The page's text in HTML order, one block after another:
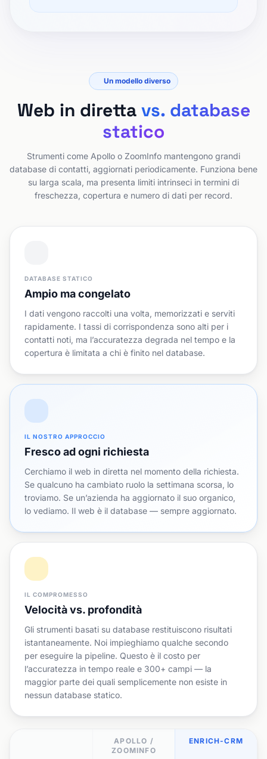
Un modello diverso
Web in diretta vs. database
statico
Strumenti come Apollo o ZoomInfo mantengono grandi
database di contatti, aggiornati periodicamente. Funziona bene
su larga scala, ma presenta limiti intrinseci in termini di
freschezza, copertura e numero di dati per record.
DATABASE STATICO
Ampio ma congelato
I dati vengono raccolti una volta, memorizzati e serviti
rapidamente. I tassi di corrispondenza sono alti per i
contatti noti, ma l’accuratezza degrada nel tempo e la
copertura è limitata a chi è finito nel database.
IL NOSTRO APPROCCIO
Fresco ad ogni richiesta
Cerchiamo il web in diretta nel momento della richiesta.
Se qualcuno ha cambiato ruolo la settimana scorsa, lo
troviamo. Se un’azienda ha aggiornato il suo organico,
lo vediamo. Il web è il database — sempre aggiornato.
IL COMPROMESSO
Velocità vs. profondità
Gli strumenti basati su database restituiscono risultati
istantaneamente. Noi impieghiamo qualche secondo
per eseguire la pipeline. Questo è il costo per
l’accuratezza in tempo reale e 300+ campi — la
maggior parte dei quali semplicemente non esiste in
nessun database statico.
APOLLO /
ZOOMINFO
ENRICH-CRM